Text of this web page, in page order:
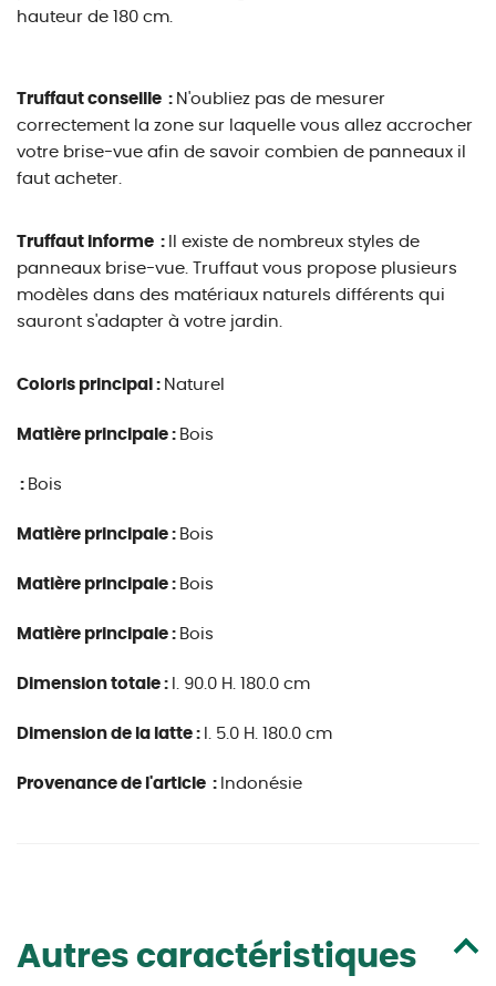
hauteur de 180 cm.
Truffaut conseille : N'oubliez pas de mesurer
correctement la zone sur laquelle vous allez accrocher
votre brise-vue afin de savoir combien de panneaux il
faut acheter.
Truffaut informe :
Il existe de nombreux styles de
panneaux brise-vue. Truffaut vous propose plusieurs
modèles dans des matériaux naturels différents qui
sauront s'adapter à votre jardin.
Coloris principal : Naturel
Matière principale : Bois
: Bois
Matière principale : Bois
Matière principale : Bois
Matière principale : Bois
Dimension totale : l. 90.0 H. 180.0 cm
Dimension de la latte : l. 5.0 H. 180.0 cm
Provenance de l'article : Indonésie
Autres caractéristiques